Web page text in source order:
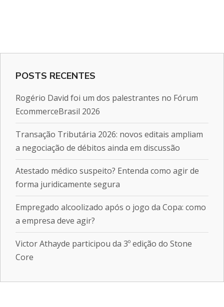
POSTS RECENTES
Rogério David foi um dos palestrantes no Fórum
EcommerceBrasil 2026
Transação Tributária 2026: novos editais ampliam
a negociação de débitos ainda em discussão
Atestado médico suspeito? Entenda como agir de
forma juridicamente segura
Empregado alcoolizado após o jogo da Copa: como
a empresa deve agir?
Victor Athayde participou da 3º edição do Stone
Core